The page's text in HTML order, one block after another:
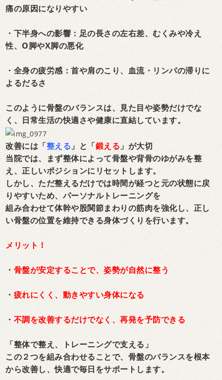
痛の原因になりやすい
・下半身への影響：足の長さの左右差、むくみや冷え
性、O脚やX脚の悪化
・全身の疲労感：首や肩のこり、血流・リンパの滞りに
よるだるさ
このように骨盤のバランスは、見た目や姿勢だけでな
く、日常生活の快適さや健康に直結しています。
改善には「整える 」と「鍛える 」が大切
当院では、まず整体によって骨盤や背骨のゆがみを整
え、正しいポジションにリセットします。
しかし、ただ整えるだけでは時間が経つと元の状態に戻
りやすいため、パーソナルトレーニングを
組み合わせて体幹や股関節まわりの筋肉を強化し、正し
い骨盤の位置を維持できる身体づくりを行います。
メリット！
・ 骨盤が安定することで、姿勢が自然に整う
・ 疲れにくく、動きやすい身体になる
・ 不調を改善するだけでなく、再発を予防できる
「整体で整え、トレーニングで支える」
この２つを組み合わせることで、骨盤のバランスを根本
から改善し、快適で毎日をサポートします。